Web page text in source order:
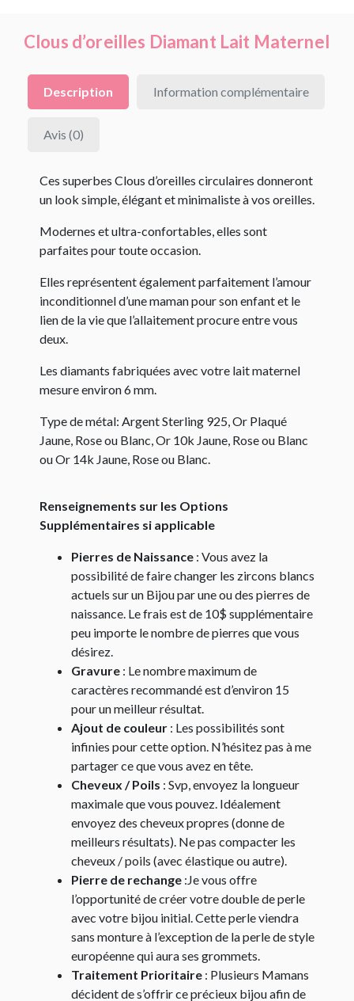
Clous d’oreilles Diamant Lait Maternel
Description Information complémentaire
Avis (0)
Ces superbes Clous d’oreilles circulaires donneront
un look simple, élégant et minimaliste à vos oreilles.
Modernes et ultra-confortables, elles sont
parfaites pour toute occasion.
Elles représentent également parfaitement l’amour
inconditionnel d’une maman pour son enfant et le
lien de la vie que l’allaitement procure entre vous
deux.
Les diamants fabriquées avec votre lait maternel
mesure environ 6 mm.
Type de métal: Argent Sterling 925, Or Plaqué
Jaune, Rose ou Blanc, Or 10k Jaune, Rose ou Blanc
ou Or 14k Jaune, Rose ou Blanc.
Renseignements sur les Options
Supplémentaires si applicable
Pierres de Naissance : Vous avez la
possibilité de faire changer les zircons blancs
actuels sur un Bijou par une ou des pierres de
naissance. Le frais est de 10$ supplémentaire
peu importe le nombre de pierres que vous
désirez.
Gravure : Le nombre maximum de
caractères recommandé est d’environ 15
pour un meilleur résultat.
Ajout de couleur : Les possibilités sont
infinies pour cette option. N’hésitez pas à me
partager ce que vous avez en tête.
Cheveux / Poils : Svp, envoyez la longueur
maximale que vous pouvez. Idéalement
envoyez des cheveux propres (donne de
meilleurs résultats). Ne pas compacter les
cheveux / poils (avec élastique ou autre).
Pierre de rechange :Je vous offre
l’opportunité de créer votre double de perle
avec votre bijou initial. Cette perle viendra
sans monture à l’exception de la perle de style
européenne qui aura ses grommets.
Traitement Prioritaire : Plusieurs Mamans
décident de s’offrir ce précieux bijou afin de